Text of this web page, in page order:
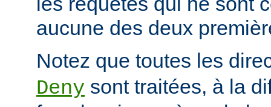
aucune des deux
Notez que toutes les
Deny sont traitées, à la